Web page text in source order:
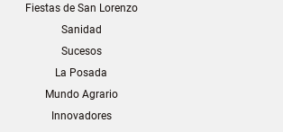
Fiestas de San Lorenzo
Sanidad
Sucesos
La Posada
Mundo Agrario
Innovadores